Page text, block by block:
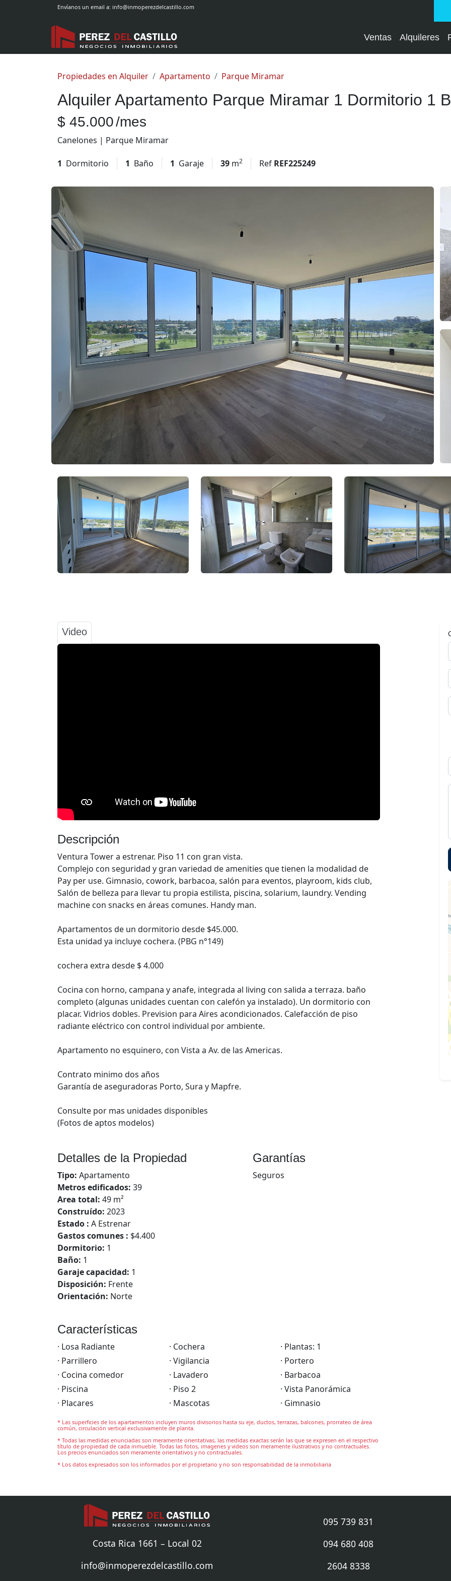
Envíanos un email a: info@inmoperezdelcastillo.com
Ventas Alquileres
Propiedades en Alquiler Apartamento Parque Miramar
Alquiler Apartamento Parque Miramar 1 Dormitorio 1
$ 45.000/mes
Canelones | Parque Miramar
1 Dormitorio 1 Baño 1 Garaje 39 m2 Ref REF225249
Video
Descripción
Ventura Tower a estrenar. Piso 11 con gran vista.
Complejo con seguridad y gran variedad de amenities que tienen la modalidad de
Pay per use. Gimnasio, cowork, barbacoa, salón para eventos, playroom, kids club,
Salón de belleza para llevar tu propia estilista, piscina, solarium, laundry. Vending
machine con snacks en áreas comunes. Handy man.
Apartamentos de un dormitorio desde $45.000.
Esta unidad ya incluye cochera. (PBG n°149)
cochera extra desde $ 4.000
Cocina con horno, campana y anafe, integrada al living con salida a terraza. baño
completo (algunas unidades cuentan con calefón ya instalado). Un dormitorio con
placar. Vidrios dobles. Prevision para Aires acondicionados. Calefacción de piso
radiante eléctrico con control individual por ambiente.
Apartamento no esquinero, con Vista a Av. de las Americas.
Contrato minimo dos años
Garantía de aseguradoras Porto, Sura y Mapfre.
Consulte por mas unidades disponibles
(Fotos de aptos modelos)
Detalles de la Propiedad
Tipo: Apartamento
Metros edificados: 39
Area total: 49 m²
Construído: 2023
Estado : A Estrenar
Gastos comunes : $4.400
Dormitorio: 1
Baño: 1
Garaje capacidad: 1
Disposición: Frente
Orientación: Norte
Garantías
Seguros
Características
· Losa Radiante · Cochera
· Plantas: 1
· Parrillero
· Vigilancia
· Portero
· Cocina comedor
· Lavadero
· Barbacoa
· Piscina
· Piso 2
· Vista Panorámica
· Placares
· Mascotas · Gimnasio
* Las superficies de los apartamentos incluyen muros divisorios hasta su eje, ductos, terrazas, balcones, prorrateo de área
común, circulación vertical exclusivamente de planta.
* Todas las medidas enunciadas son meramente orientativas, las medidas exactas serán las que se expresen en el respectivo
título de propiedad de cada inmueble. Todas las fotos, imagenes y videos son meramente ilustrativos y no contractuales.
Los precios enunciados son meramente orientativos y no contractuales.
* Los datos expresados son los informados por el propietario y no son responsabilidad de la inmobiliaria
Costa Rica 1661 – Local 02
info@inmoperezdelcastillo.com
095 739 831
094 680 408
2604 8338